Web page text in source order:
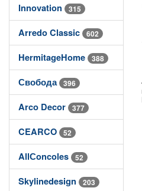
Innovation 315
Arredo Classic 602
HermitageHome 388
Свобода 396
Arco Decor 377
CEARCO 52
AllСoncoles 52
Skylinedesign 203